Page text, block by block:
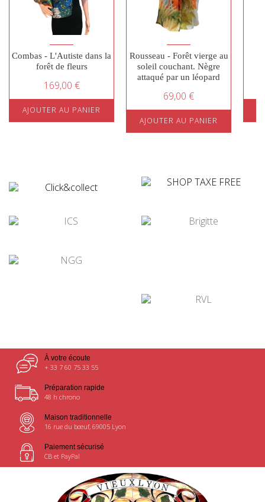
Combas - L'Autiste dans la
forêt de fleurs
169,00 €
AJOUTER AU PANIER
Rousseau - Forêt vierge au
soleil couchant. Nègre
attaqué par un léopard
69,00 €
AJOUTER AU PANIER
À votre écoute
+ 33 7 60 75 33 55
Préparation rapide
48 h chrono
Maison traditionnelle
16 rue du bœuf, 69005 Lyon
Paiement sécurisé
CB et PayPal